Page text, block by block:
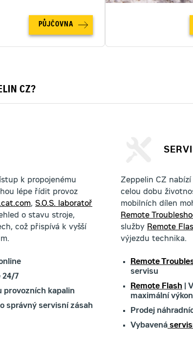
PŮJČOVNA
CZ?
k propojenému
lépe řídit provoz
, S.O.S. laboratoř
o stavu stroje,
což přispívá k vyšší
24/7
provozních kapalin
správný servisní zásah
Zeppelin CZ
celou dobu
mobilních dílen
Remote
služby Remote
výjezdu technika.
Remote
servisu
Remote Flash |
maximální
Prodej
Vybavená